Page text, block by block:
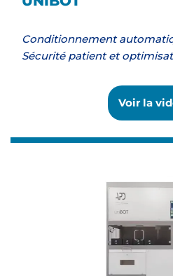
Conditionnement
Sécurité patient et
Voir la